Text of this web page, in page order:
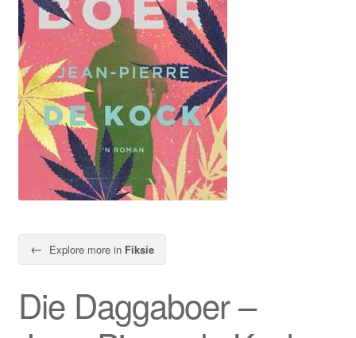
← Explore more in Fiksie
Die Daggaboer –